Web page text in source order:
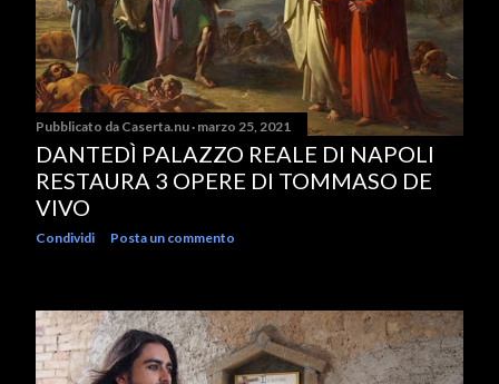
Pubblicato da Caserta.nu marzo 25, 2021
DANTEDÌ PALAZZO REALE DI NAPOLI
RESTAURA 3 OPERE DI TOMMASO DE
VIVO
Condividi Posta un commento